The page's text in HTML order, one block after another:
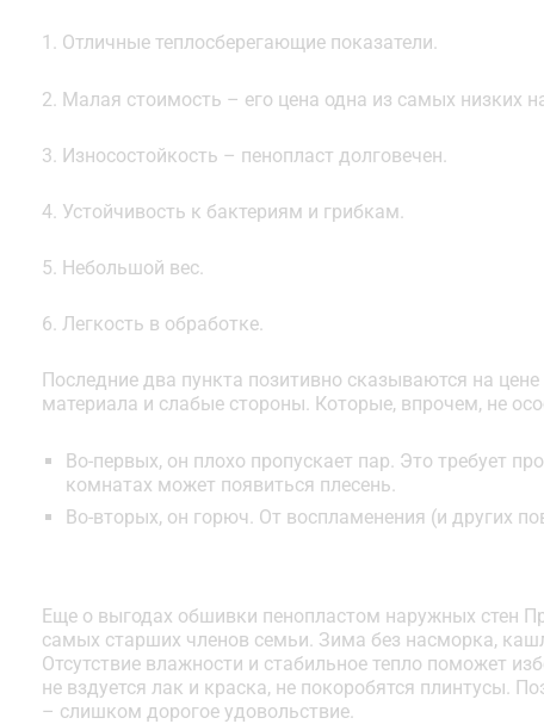
1. Отличные теплосберегающие показатели.
2. Малая стоимость – его цена одна из самых низких
3. Износостойкость – пенопласт долговечен.
4. Устойчивость к бактериям и грибкам.
5. Небольшой вес.
6. Легкость в обработке.
Последние два пункта позитивно сказываются на
материала и слабые стороны. Которые, впрочем, не
Во-первых, он плохо пропускает пар. Это требует
комнатах может появиться плесень.
Во-вторых, он горюч. От воспламенения (и других
Еще о выгодах обшивки пенопластом наружных стен
самых старших членов семьи. Зима без насморка,
Отсутствие влажности и стабильное тепло поможет
не вздуется лак и краска, не покоробятся плинтусы.
– слишком дорогое удовольствие.